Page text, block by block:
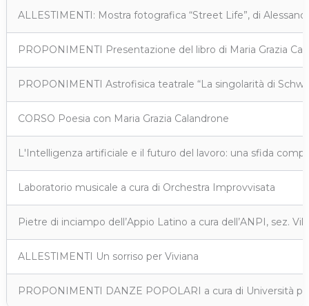
ALLESTIMENTI: Mostra fotografica “Street Life”, di
PROPONIMENTI Presentazione del libro di Maria Grazia
PROPONIMENTI Astrofisica teatrale “La singolarità di
CORSO Poesia con Maria Grazia Calandrone
L'Intelligenza artificiale e il futuro del lavoro: una sfida
Laboratorio musicale a cura di Orchestra Improvvisata
Pietre di inciampo dell’Appio Latino a cura dell’ANPI, sez.
ALLESTIMENTI Un sorriso per Viviana
PROPONIMENTI DANZE POPOLARI a cura di Università